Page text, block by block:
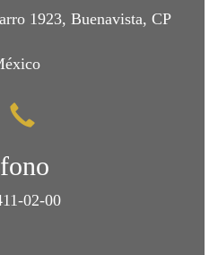
1923, Buenavista, CP
02-00